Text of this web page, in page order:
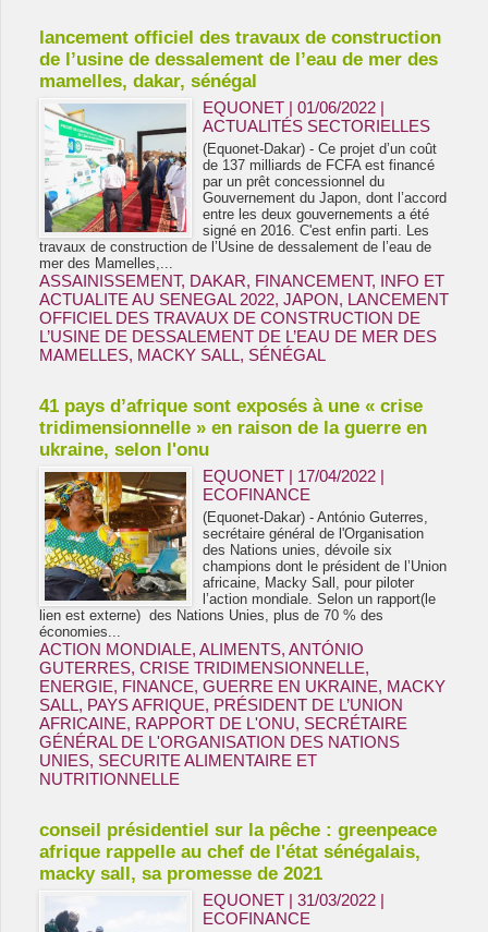
lancement officiel des travaux de construction
de l’usine de dessalement de l’eau de mer des
mamelles, dakar, sénégal
EQUONET | 01/06/2022 |
ACTUALITÉS SECTORIELLES
(Equonet-Dakar) - Ce projet d’un coût
de 137 milliards de FCFA est financé
par un prêt concessionnel du
Gouvernement du Japon, dont l’accord
entre les deux gouvernements a été
signé en 2016. C'est enfin parti. Les
travaux de construction de l’Usine de dessalement de l’eau de
mer des Mamelles,...
ASSAINISSEMENT, DAKAR, FINANCEMENT, INFO ET
ACTUALITE AU SENEGAL 2022, JAPON, LANCEMENT
OFFICIEL DES TRAVAUX DE CONSTRUCTION DE
L’USINE DE DESSALEMENT DE L’EAU DE MER DES
MAMELLES, MACKY SALL, SÉNÉGAL
41 pays d’afrique sont exposés à une « crise
tridimensionnelle » en raison de la guerre en
ukraine, selon l'onu
EQUONET | 17/04/2022 |
ECOFINANCE
(Equonet-Dakar) - António Guterres,
secrétaire général de l'Organisation
des Nations unies, dévoile six
champions dont le président de l’Union
africaine, Macky Sall, pour piloter
l’action mondiale. Selon un rapport(le
lien est externe) des Nations Unies, plus de 70 % des
économies...
ACTION MONDIALE, ALIMENTS, ANTÓNIO
GUTERRES, CRISE TRIDIMENSIONNELLE,
ENERGIE, FINANCE, GUERRE EN UKRAINE, MACKY
SALL, PAYS AFRIQUE, PRÉSIDENT DE L’UNION
AFRICAINE, RAPPORT DE L'ONU, SECRÉTAIRE
GÉNÉRAL DE L'ORGANISATION DES NATIONS
UNIES, SECURITE ALIMENTAIRE ET
NUTRITIONNELLE
conseil présidentiel sur la pêche : greenpeace
afrique rappelle au chef de l'état sénégalais,
macky sall, sa promesse de 2021
EQUONET | 31/03/2022 |
ECOFINANCE